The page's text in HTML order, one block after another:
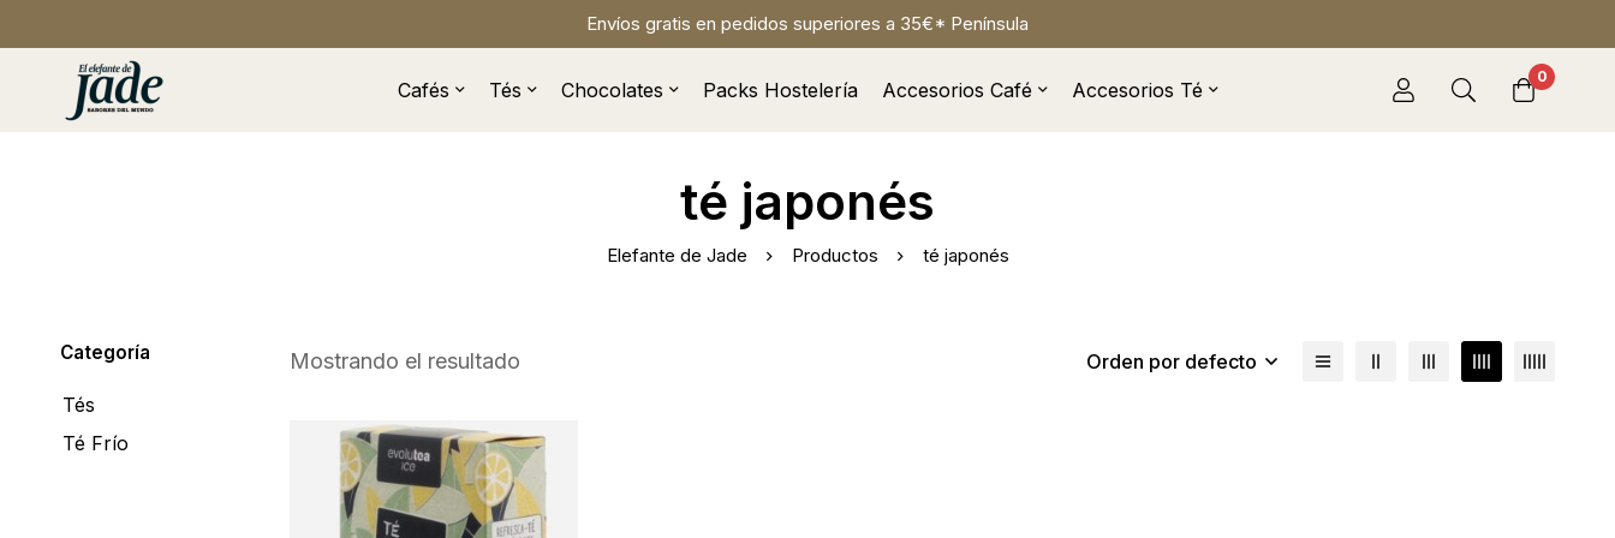
Envíos gratis en pedidos superiores a 35€* Península
Cafés Tés Chocolates Packs Hostelería Accesorios Café Accesorios Té
0
té japonés
Elefante de Jade Productos té japonés
Categoría
Tés
Té Frío
Mostrando el resultado Orden por defecto